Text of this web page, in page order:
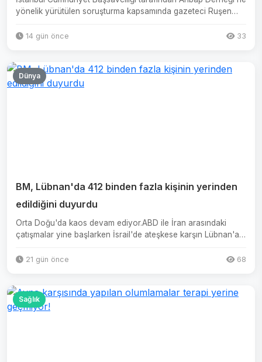
yönelik yürütülen soruşturma kapsamında gazeteci Ruşen
14 gün önce 33
Dünya
BM, Lübnan'da 412 binden fazla kişinin yerinden
edildiğini duyurdu
Orta Doğu'da kaos devam ediyor.ABD ile İran arasındaki
çatışmalar yine başlarken İsrail'de ateşkese karşın Lübnan'a
21 gün önce 68
Sağlık